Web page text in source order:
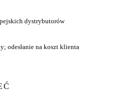
dystrybutorów
odesłanie na koszt klienta